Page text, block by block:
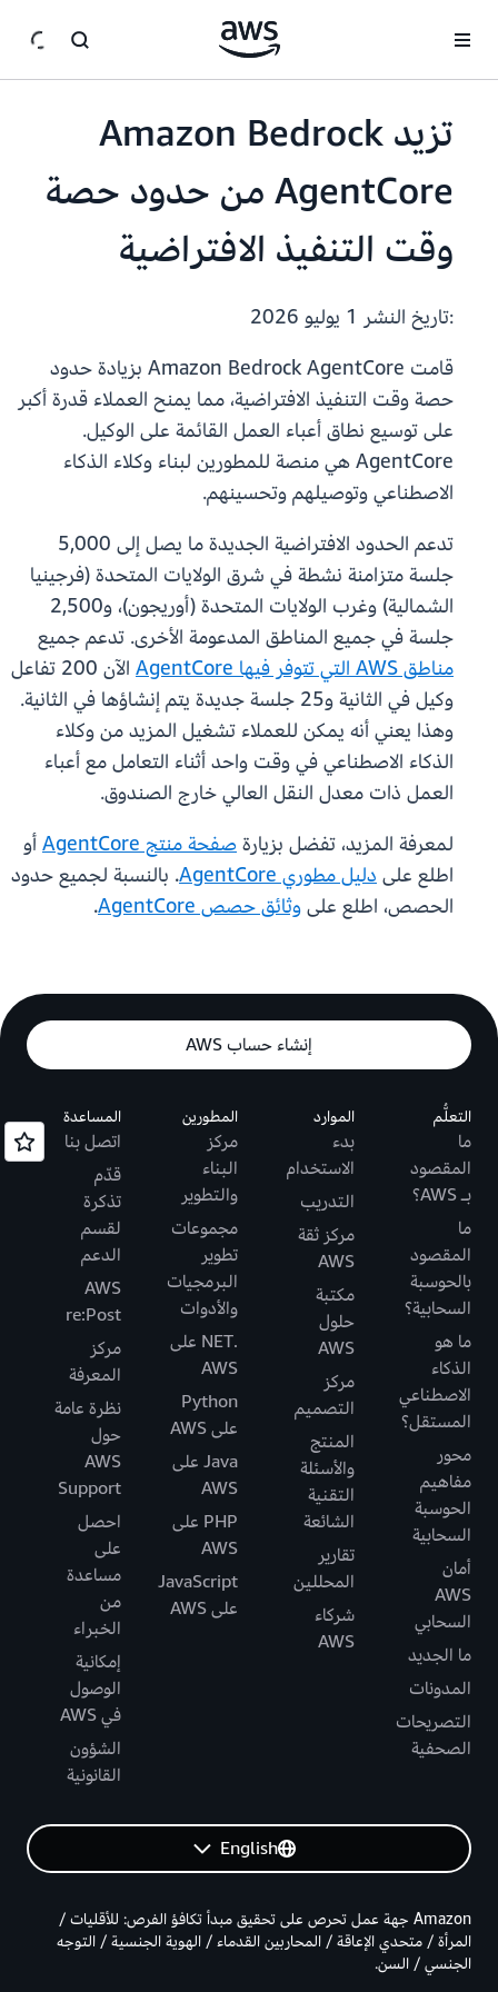
تزيد Amazon Bedrock
AgentCore من حدود حصة
وقت التنفيذ الافتراضية
:تاريخ النشر
قامت Amazon Bedrock AgentCore بزيادة حدود
حصة وقت التنفيذ الافتراضية، مما يمنح العملاء قدرة أكبر
على توسيع نطاق أعباء العمل القائمة على الوكيل.
AgentCore هي منصة للمطورين لبناء وكلاء الذكاء
الاصطناعي وتوصيلهم وتحسينهم.
تدعم الحدود الافتراضية الجديدة ما يصل إلى 5,000
جلسة متزامنة نشطة في شرق الولايات المتحدة (فرجينيا
الشمالية) وغرب الولايات المتحدة (أوريجون)، و2,500
جلسة في جميع المناطق المدعومة الأخرى. تدعم جميع
مناطق AWS التي تتوفر فيها AgentCore
الآن 200 تفاعل
وكيل في الثانية و25 جلسة جديدة يتم إنشاؤها في الثانية.
وهذا يعني أنه يمكن للعملاء تشغيل المزيد من وكلاء
الذكاء الاصطناعي في وقت واحد أثناء التعامل مع أعباء
العمل ذات معدل النقل العالي خارج الصندوق.
لمعرفة المزيد، تفضل بزيارةصفحة منتج AgentCore
أو
اطلع علىدليل مطوري AgentCore
. بالنسبة لجميع حدود
الحصص، اطلع علىوثائق حصص AgentCore .
إنشاء حساب AWS
التعلُّم
ما
المقصود
بـ AWS؟
ما
المقصود
بالحوسبة
السحابية؟
ما هو
الذكاء
الاصطناعي
المستقل؟
محور
مفاهيم
الحوسبة
السحابية
أمان
AWS
السحابي
ما الجديد
المدونات
التصريحات
الصحفية
الموارد
بدء
الاستخدام
التدريب
مركز ثقة
AWS
مكتبة
حلول
AWS
مركز
التصميم
المنتج
والأسئلة
التقنية
الشائعة
تقارير
المحللين
شركاء
AWS
المطورين
مركز
البناء
والتطوير
مجموعات
تطوير
البرمجيات
والأدوات
.NET على
AWS
Python
على AWS
Java على
AWS
PHP على
AWS
JavaScript
على AWS
المساعدة
اتصل بنا
قدّم
تذكرة
لقسم
الدعم
AWS
re:Post
مركز
المعرفة
نظرة عامة
حول
AWS
Support
احصل
على
مساعدة
من
الخبراء
إمكانية
الوصول
في AWS
الشؤون
القانونية
English
Amazon جهة عمل تحرص على تحقيق مبدأ تكافؤ الفرص: للأقليات /
المرأة / متحدي الإعاقة / المحاربين القدماء / الهوية الجنسية / التوجه
الجنسي / السن.